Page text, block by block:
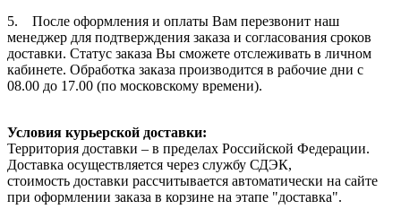
5. После оформления и оплаты Вам перезвонит наш
менеджер для подтверждения заказа и согласования сроков
доставки. Статус заказа Вы сможете отслеживать в личном
кабинете. Обработка заказа производится в рабочие дни с
08.00 до 17.00 (по московскому времени).
Условия курьерской доставки:
Территория доставки – в пределах Российской Федерации.
Доставка осуществляется через службу СДЭК,
стоимость доставки рассчитывается автоматически на сайте
при оформлении заказа в корзине на этапе "доставка".